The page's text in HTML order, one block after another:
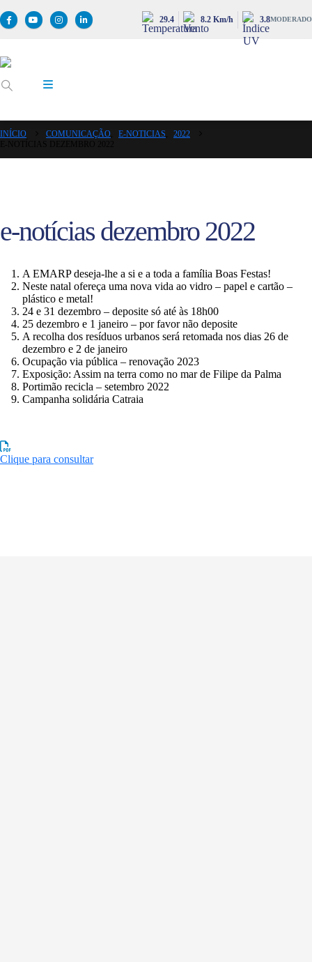
29.4 8.2 Km/h 3.8MODERADO
INÍCIO COMUNICAÇÃO E-NOTICIAS
2022
e-notícias dezembro 2022
A EMARP deseja-lhe a si e a toda a família Boas Festas!
Neste natal ofereça uma nova vida ao vidro – papel e cartão –
plástico e metal!
24 e 31 dezembro – deposite só até às 18h00
25 dezembro e 1 janeiro – por favor não deposite
A recolha dos resíduos urbanos será retomada nos dias 26 de
dezembro e 2 de janeiro
Ocupação via pública – renovação 2023
Exposição: Assim na terra como no mar de Filipe da Palma
Portimão recicla – setembro 2022
Campanha solidária Catraia
Clique para consultar